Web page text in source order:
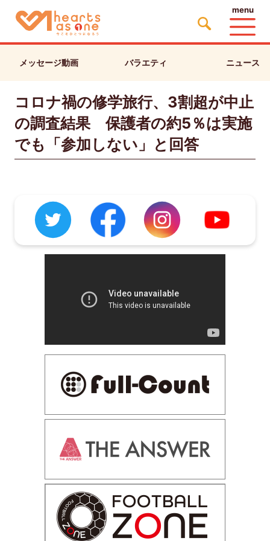
menu
メッセージ動画 バラエティ ニュース
コロナ禍の修学旅行、3割超が中止
の調査結果 保護者の約5％は実施
でも「参加しない」と回答